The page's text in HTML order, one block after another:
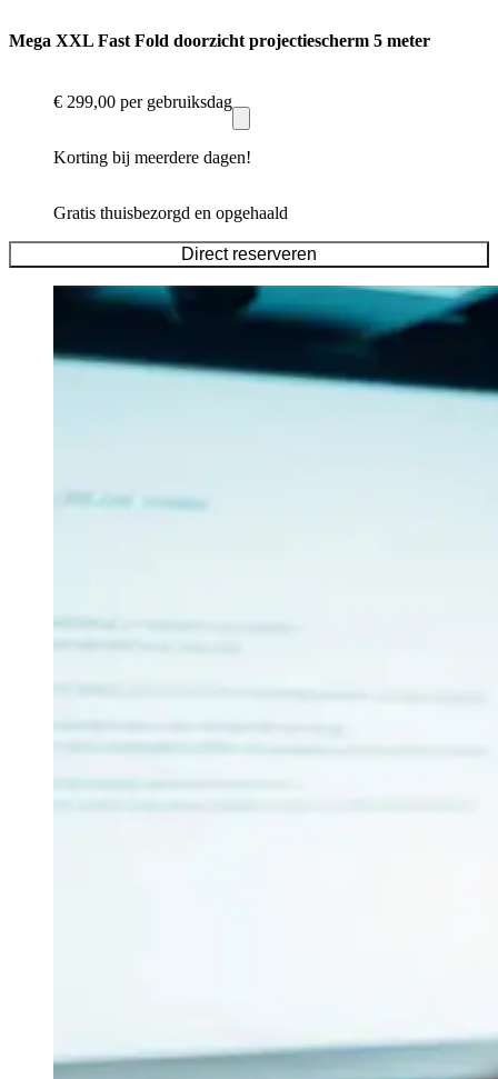
Mega XXL Fast Fold doorzicht projectiescherm 5 meter
€ 299,00 per gebruiksdag
Korting bij meerdere dagen!
Gratis thuisbezorgd en opgehaald
Direct reserveren